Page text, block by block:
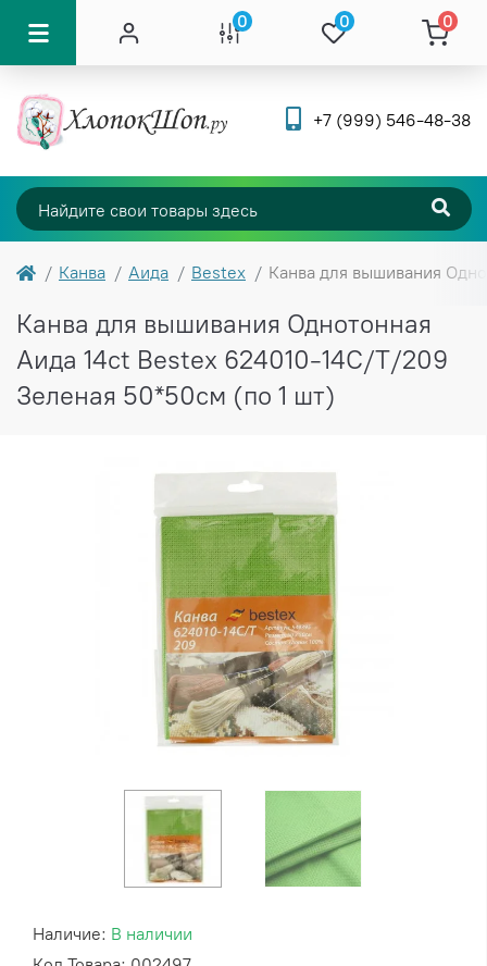
0 0 0
+7 (999) 546-48-38
Канва Аида Bestex Канва для вышивания
Канва для вышивания Однотонная
Аида 14ct Bestex 624010-14C/T/209
Зеленая 50*50см (по 1 шт)
Наличие: В наличии